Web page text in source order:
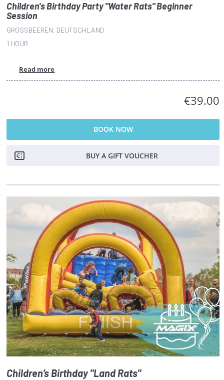
Children's Birthday Party "Water Rats" Beginner
Session
GROSSBEEREN, DEUTSCHLAND
1 HOUR
Read more
€39.00
BOOK NOW
BUY A GIFT VOUCHER
Children’s Birthday "Land Rats"